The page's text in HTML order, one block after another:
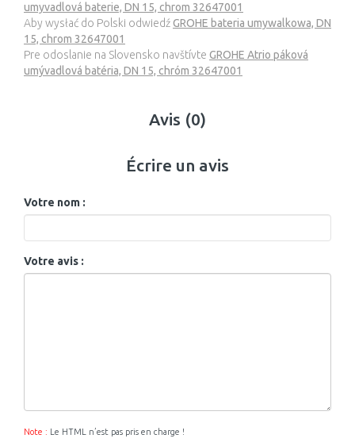
umyvadlová baterie, DN 15, chrom 32647001
Aby wysłać do Polski odwiedźGROHE bateria umywalkowa, DN
15, chrom 32647001
Pre odoslanie na Slovensko navštívte GROHE Atrio páková
umývadlová batéria, DN 15, chróm 32647001
Avis (0)
Écrire un avis
Votre nom :
Votre avis :
Note : Le HTML n’est pas pris en charge !